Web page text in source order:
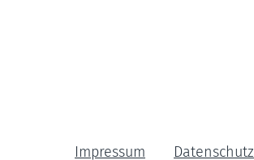
Impressum Datenschutz